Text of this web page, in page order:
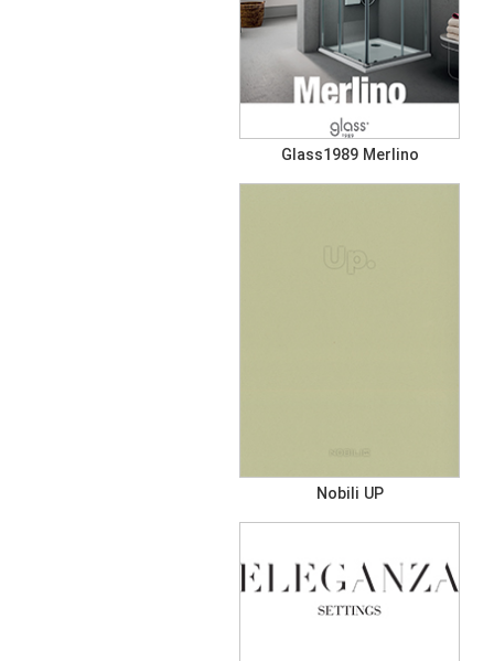
Glass1989 Merlino
Nobili UP